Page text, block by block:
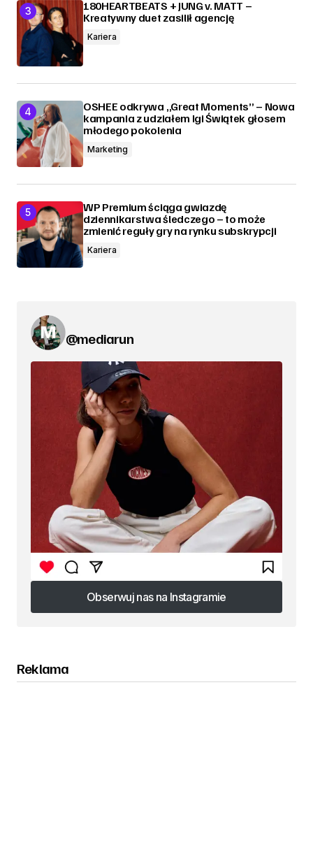
180HEARTBEATS + JUNG v. MATT –
Kreatywny duet zasilił agencję
Kariera
OSHEE odkrywa „Great Moments” – Nowa
kampania z udziałem Igi Świątek głosem
młodego pokolenia
Marketing
WP Premium ściąga gwiazdę
dziennikarstwa śledczego – to może
zmienić reguły gry na rynku subskrypcji
Kariera
@mediarun
Obserwuj nas na Instagramie
Obserwuj nas na Instagramie
Reklama